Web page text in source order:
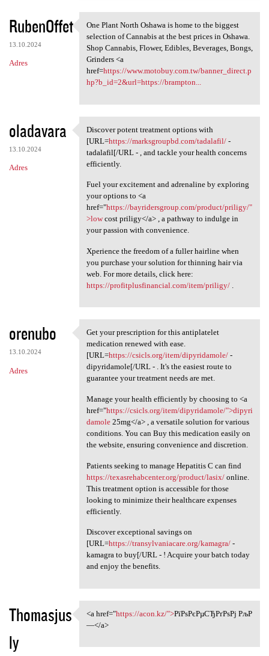
RubenOffet
13.10.2024
Adres
One Plant North Oshawa is
One Plant North Oshawa is home to the biggest
selection of Cannabis at the best prices in Oshawa.
Shop Cannabis, Flower, Edibles, Beverages, Bongs,
Grinders <a
href=https://www.motobuy.com.tw/banner_direct.p
hp?b_id=2&url=https://brampton...
oladavara
13.10.2024
Adres
Discover potent treatment
Discover potent treatment options with
[URL=https://marksgroupbd.com/tadalafil/-
tadalafil[/URL - , and tackle your health concerns
efficiently.
Fuel your excitement and adrenaline by exploring
your options to <a
href="https://bayridersgroup.com/product/priligy/"
>lowcost priligy</a> , a pathway to indulge in
your passion with convenience.
Xperience the freedom of a fuller hairline when
you purchase your solution for thinning hair via
web. For more details, click here:
https://profitplusfinancial.com/item/priligy/.
orenubo
13.10.2024
Adres
Get your prescription for
Get your prescription for this antiplatelet
medication renewed with ease.
[URL=https://csicls.org/item/dipyridamole/-
dipyridamole[/URL - . It's the easiest route to
guarantee your treatment needs are met.
Manage your health efficiently by choosing to <a
href="https://csicls.org/item/dipyridamole/">dipyri
damole25mg</a> , a versatile solution for various
conditions. You can Buy this medication easily on
the website, ensuring convenience and discretion.
Patients seeking to manage Hepatitis C can find
https://texasrehabcenter.org/product/lasix/online.
This treatment option is accessible for those
looking to minimize their healthcare expenses
efficiently.
Discover exceptional savings on
[URL=https://transylvaniacare.org/kamagra/-
kamagra to buy[/URL - ! Acquire your batch today
and enjoy the benefits.
Thomasjus
ly
<a href="https://acon.kz/"
<a href="https://acon.kz/">РїРѕРєРµСЂРґРѕРј РљР
—</a>